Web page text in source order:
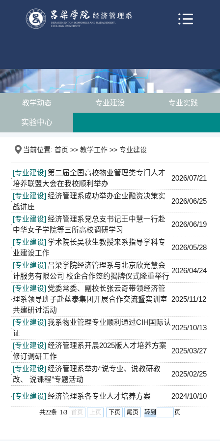
教学动态 专业建设 专业实践
实验中心
当前位置:首页 >>教学工作 >>专业建设
·
[专业建设] 第二届全国高校物业管理类专门人才
培养联盟大会在我校顺利举办
2026/07/21
·
[专业建设] 经济管理系成功举办企业融资决策实
战讲座
2026/06/25
·
[专业建设] 经济管理系党总支书记王中慧一行赴
中华女子学院等三所高校调研学习
2026/06/19
·
[专业建设] 学术院长吴秋生教授来系指导学科专
业建设工作
2026/05/28
·
[专业建设] 吕梁学院经济管理系与北京欣光慧会
计服务有限公司 校企合作签约揭牌仪式隆重举行
2026/04/24
·
[专业建设] 党委常委、副校长张云奇带领经济管
理系领导班子赴蓝泰集团开展合作交流暨实训室
共建研讨活动​
2025/11/12
·
[专业建设] 我系物业管理专业顺利通过CIH国际认
证
2025/10/13
·
[专业建设] 经济管理系开展2025版人才培养方案
修订调研工作
2025/03/27
·
[专业建设] 经济管理系举办“说专业、说教研教
改、 说课程”专题活动
2025/02/25
·[专业建设] 经济管理系各专业人才培养方案 2024/10/10
共22条 1/3 首页 上页 下页 尾页 页